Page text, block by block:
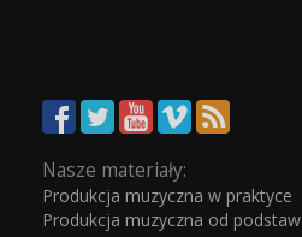
Nasze materiały:
Produkcja muzyczna w praktyce
Produkcja muzyczna od podstaw